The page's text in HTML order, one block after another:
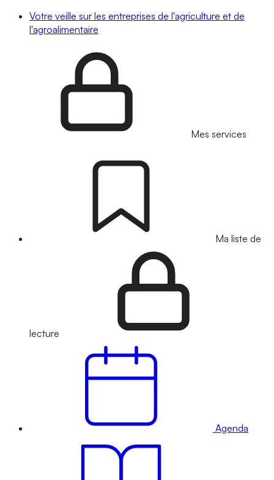
Votre veille sur les entreprises de l'agriculture et de
l'agroalimentaire
Mes services
Ma liste de
lecture
Agenda